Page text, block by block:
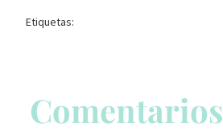
Etiquetas:
Comentarios